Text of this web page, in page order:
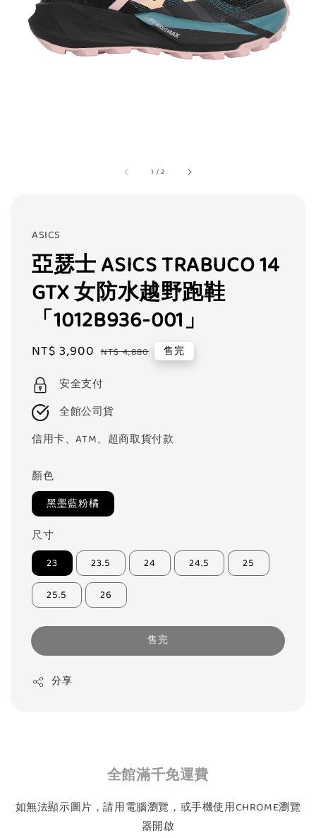
1 /2
ASICS
亞瑟士 ASICS TRABUCO 14
GTX 女防水越野跑鞋
「1012B936-001」
Sale
NT$ 3,900 Regular
NT$ 4,880 售完
安全支付
全館公司貨
信用卡、ATM、超商取貨付款
顏色
黑墨藍粉橘
尺寸
23 23.5 24 24.5 25
25.5 26
售完
分享
全館滿千免運費
如無法顯示圖片，請用電腦瀏覽，或手機使用CHROME瀏覽
器開啟